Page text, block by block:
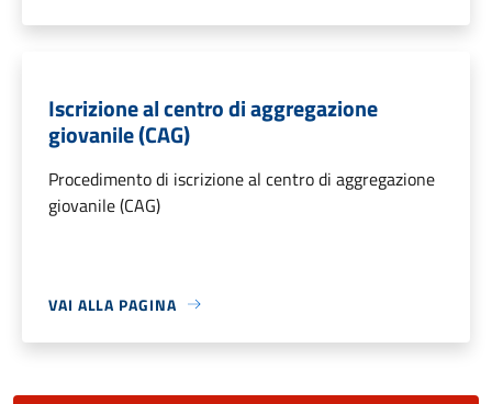
Iscrizione al centro di aggregazione
giovanile (CAG)
Procedimento di iscrizione al centro di aggregazione
giovanile (CAG)
VAI ALLA PAGINA